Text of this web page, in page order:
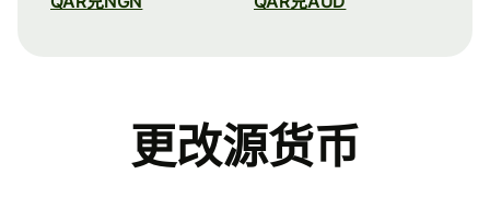
更改源货币